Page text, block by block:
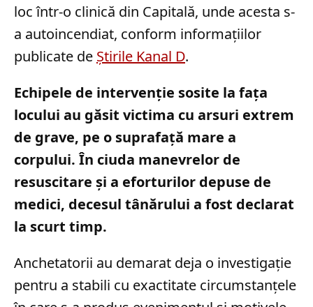
loc într-o clinică din Capitală, unde acesta s-
a autoincendiat, conform informațiilor
publicate de Știrile Kanal D.
Echipele de intervenție sosite la fața
locului au găsit victima cu arsuri extrem
de grave, pe o suprafață mare a
corpului. În ciuda manevrelor de
resuscitare și a eforturilor depuse de
medici, decesul tânărului a fost declarat
la scurt timp.
Anchetatorii au demarat deja o investigație
pentru a stabili cu exactitate circumstanțele